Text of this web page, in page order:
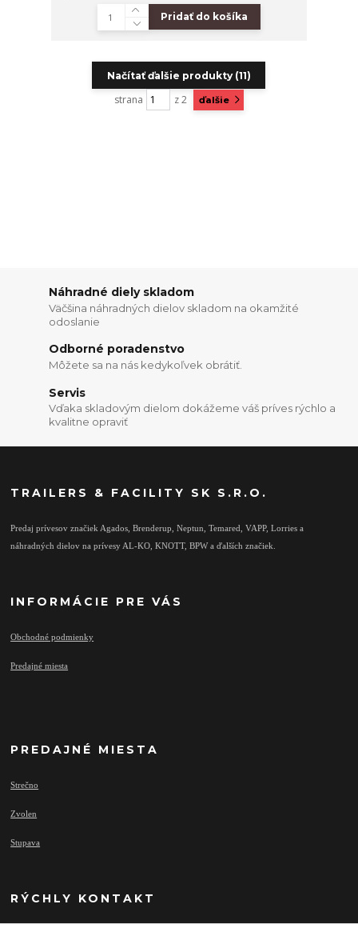
Pridať do košíka
Načítať ďalšie produkty (11)
strana z 2 ďalšie
Náhradné diely skladom
Väčšina náhradných dielov skladom na okamžité
odoslanie
Odborné poradenstvo
Môžete sa na nás kedykoľvek obrátiť.
Servis
Vďaka skladovým dielom dokážeme váš príves rýchlo a
kvalitne opraviť
TRAILERS & FACILITY SK S.R.O.
Predaj prívesov značiek Agados, Brenderup, Neptun, Temared, VAPP, Lorries a
náhradných dielov na prívesy AL-KO, KNOTT, BPW a ďalších značiek.
INFORMÁCIE PRE VÁS
Obchodné podmienky
Predajné miesta
PREDAJNÉ MIESTA
Strečno
Zvolen
Stupava
RÝCHLY KONTAKT